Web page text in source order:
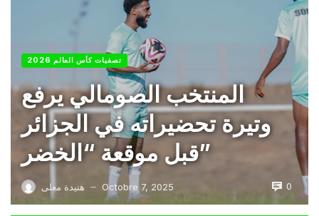
تصفيات كأس العالم 2026
المنتخب الصومالي يرفع
وتيرة تحضيراته في الجزائر
قبل موقعة “الخضر”
هنيدة معلى — Octobre 7, 2025 0